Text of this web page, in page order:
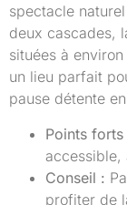
spectacle
deux cascades,
situées à environ
un lieu parfait
pause détente
Points forts
accessible,
Conseil :
profiter de